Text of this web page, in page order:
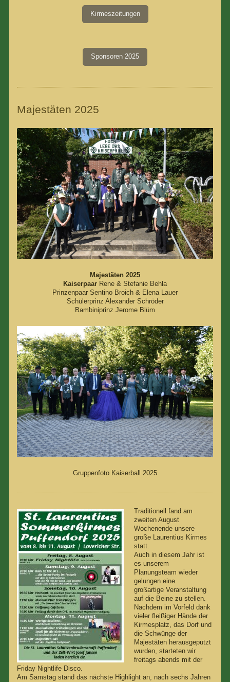
Kirmeszeitungen
Sponsoren 2025
Majestäten 2025
Majestäten 2025
Kaiserpaar Rene & Stefanie Behla
Prinzenpaar Sentino Broich & Elena Lauer
Schülerprinz Alexander Schröder
Bambiniprinz Jerome Blüm
Gruppenfoto Kaiserball 2025
Traditionell fand am
zweiten August
Wochenende unsere
große Laurentius Kirmes
statt.
Auch in diesem Jahr ist
es unserem
Planungsteam wieder
gelungen eine
großartige Veranstaltung
auf die Beine zu stellen.
Nachdem im Vorfeld dank
vieler fleißiger Hände der
Kirmesplatz, das Dorf und
die Schwünge der
Majestäten herausgeputzt
wurden, starteten wir
freitags abends mit der
Friday Nightlife Disco.
Am Samstag stand das nächste Highlight an, nach sechs Jahren